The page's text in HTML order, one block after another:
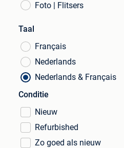
Foto | Flitsers
Taal
Français
Nederlands
Nederlands & Français
Conditie
Nieuw
Refurbished
Zo goed als nieuw